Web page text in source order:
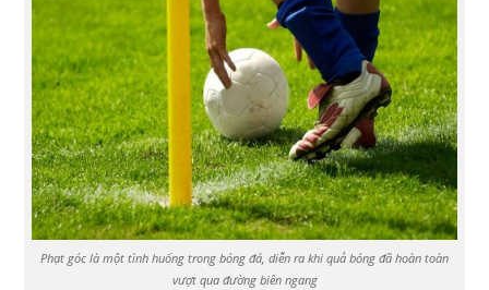
Phạt góc là một tình huống trong bóng đá, diễn ra khi quả bóng đã hoàn toàn
vượt qua đường biên ngang